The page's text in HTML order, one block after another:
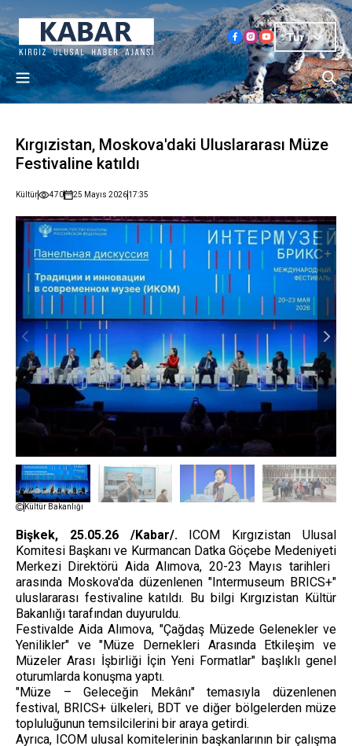
Tur
Kırgızistan, Moskova'daki Uluslararası Müze
Festivaline katıldı
Kültür 470 25 Mayıs 202617:35
Kültür Bakanlığı
Bişkek, 25.05.26 /Kabar/.ICOM Kırgızistan Ulusal
Komitesi Başkanı ve Kurmancan Datka Göçebe Medeniyeti
Merkezi Direktörü Aida Alımova, 20-23 Mayıs tarihleri ​​
arasında Moskova'da düzenlenen "Intermuseum BRICS+"
uluslararası festivaline katıldı. Bu bilgi Kırgızistan Kültür
Bakanlığı tarafından duyuruldu.
Festivalde Aida Alımova, "Çağdaş Müzede Gelenekler ve
Yenilikler" ve "Müze Dernekleri Arasında Etkileşim ve
Müzeler Arası İşbirliği İçin Yeni Formatlar" başlıklı genel
oturumlarda konuşma yaptı.
"Müze – Geleceğin Mekânı" temasıyla düzenlenen
festival, BRICS+ ülkeleri, BDT ve diğer bölgelerden müze
topluluğunun temsilcilerini bir araya getirdi.
Ayrıca, ICOM ulusal komitelerinin başkanlarının bir çalışma